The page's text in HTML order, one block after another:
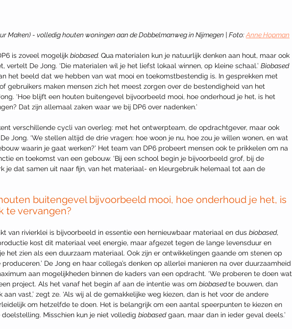
Maken) - volledig houten woningen aan de Dobbelmanweg in Nijmegen | Foto: Anne Hopman
is zoveel mogelijk biobased. Qua materialen kun je natuurlijk denken aan hout, maar ook
vertelt De Jong. ‘Die materialen wil je het liefst lokaal winnen, op kleine schaal.’ Biobased
het beeld dat we hebben van wat mooi en toekomstbestendig is. In gesprekken met
gebruikers maken mensen zich het meest zorgen over de bestendigheid van het
‘Hoe blijft een houten buitengevel bijvoorbeeld mooi, hoe onderhoud je het, is het
Dat zijn allemaal zaken waar we bij DP6 over nadenken.’
verschillende cycli van overleg: met het ontwerpteam, de opdrachtgever, maar ook
Jong. ‘We stellen altijd de drie vragen: hoe woon je nu, hoe zou je willen wonen, en wat
waarin je gaat werken?’ Het team van DP6 probeert mensen ook te prikkelen om na
en toekomst van een gebouw. ‘Bij een school begin je bijvoorbeeld grof, bij de
je dat samen uit naar fijn, van het materiaal- en kleurgebruik helemaal tot aan de
buitengevel bijvoorbeeld mooi, hoe onderhoud je het, is
te vervangen?
van rivierklei is bijvoorbeeld in essentie een hernieuwbaar materiaal en dus biobased,
kost dit materiaal veel energie, maar afgezet tegen de lange levensduur en
het zien als een duurzaam materiaal. Ook zijn er ontwikkelingen gaande om stenen op
De Jong en haar collega’s denken op allerlei manieren na over duurzaamheid
aan mogelijkheden binnen de kaders van een opdracht. ‘We proberen te doen wat
project. Als het vanaf het begin af aan de intentie was om biobased te bouwen, dan
aan vast,’ zegt ze. ‘Als wij al de gemakkelijke weg kiezen, dan is het voor de andere
om hetzelfde te doen. Het is belangrijk om een aantal speerpunten te kiezen en
Misschien kun je niet volledig biobased gaan, maar dan in ieder geval deels.’